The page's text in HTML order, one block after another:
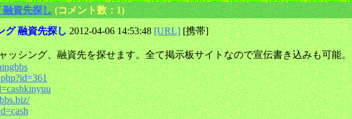
融資先探し(コメント数：1)
グ 融資先探し2012-04-06 14:53:48[URL][携帯]
ッシング、融資先を探せます。全て掲示板サイトなので宣伝書き込みも可能。